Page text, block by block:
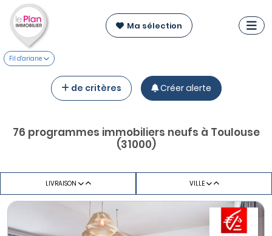
Ma sélection
Fil d'ariane
de critères Créer alerte
76 programmes immobiliers neufs à Toulouse
(31000)
LIVRAISON VILLE